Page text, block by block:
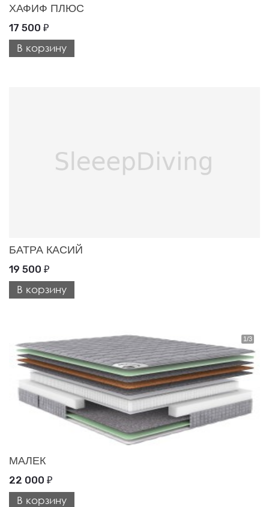
ХАФИФ ПЛЮС
17 500 ₽
В корзину
БАТРА КАСИЙ
19 500 ₽
В корзину
МАЛЕК
22 000 ₽
В корзину